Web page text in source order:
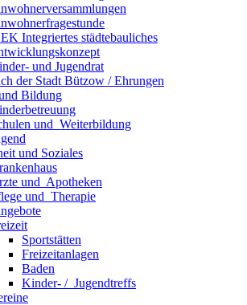
Integriertes städtebauliches
und Jugendrat
der Stadt Bützow / Ehrungen
Bildung
und ­ Weiterbildung
und Soziales
und ­ Apotheken
und ­ Therapie
Sportstätten
Freizeitanlagen
Baden
Kinder- / ­ Jugendtreffs